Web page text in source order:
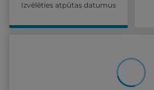
Izvēlēties atpūtas datumus